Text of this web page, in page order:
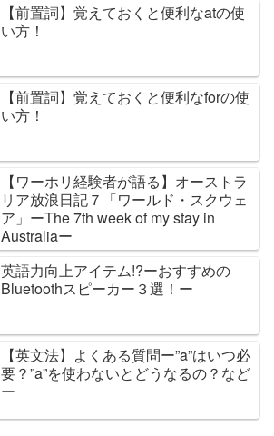
【前置詞】覚えておくと便利なatの使
い方！
【前置詞】覚えておくと便利なforの使
い方！
【ワーホリ経験者が語る】オーストラ
リア放浪日記７「ワールド・スクウェ
ア」ーThe 7th week of my stay in
Australiaー
英語力向上アイテム!?ーおすすめの
Bluetoothスピーカー３選！ー
【英文法】よくある質問ー”a”はいつ必
要？”a”を使わないとどうなるの？など
ー